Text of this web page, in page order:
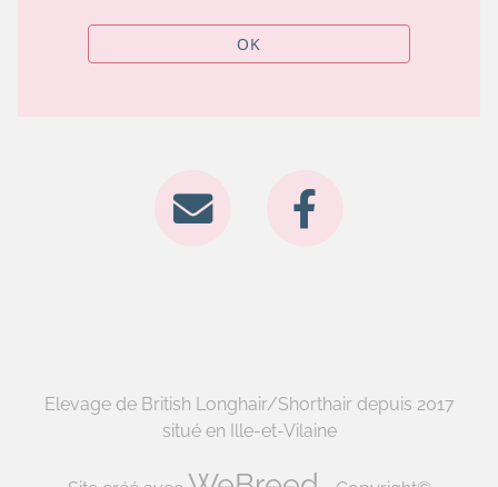
OK
Elevage de British Longhair/Shorthair depuis 2017
situé en Ille-et-Vilaine